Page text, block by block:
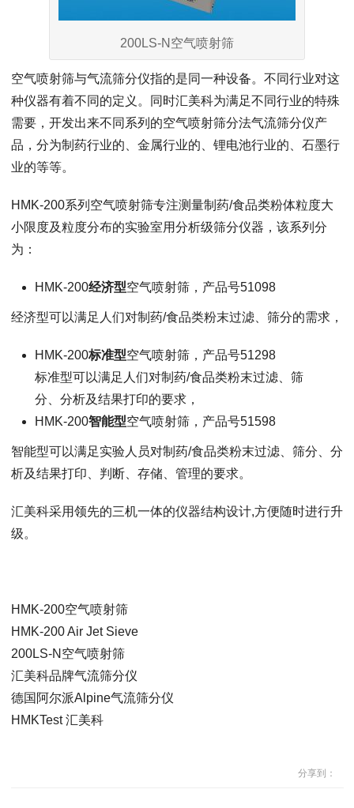
200LS-N空气喷射筛
空气喷射筛与气流筛分仪指的是同一种设备。不同行业对这
种仪器有着不同的定义。同时汇美科为满足不同行业的特殊
需要，开发出来不同系列的空气喷射筛分法气流筛分仪产
品，分为制药行业的、金属行业的、锂电池行业的、石墨行
业的等等。
HMK-200系列空气喷射筛专注测量制药/食品类粉体粒度大
小限度及粒度分布的实验室用分析级筛分仪器，该系列分
为：
HMK-200经济型空气喷射筛，产品号51098
经济型可以满足人们对制药/食品类粉末过滤、筛分的需求，
HMK-200标准型空气喷射筛，产品号51298
标准型可以满足人们对制药/食品类粉末过滤、筛
分、分析及结果打印的要求，
HMK-200智能型空气喷射筛，产品号51598
智能型可以满足实验人员对制药/食品类粉末过滤、筛分、分
析及结果打印、判断、存储、管理的要求。
汇美科采用领先的三机一体的仪器结构设计,方便随时进行升
级。
HMK-200空气喷射筛
HMK-200 Air Jet Sieve
200LS-N空气喷射筛
汇美科品牌气流筛分仪
德国阿尔派Alpine气流筛分仪
HMKTest 汇美科
分享到：